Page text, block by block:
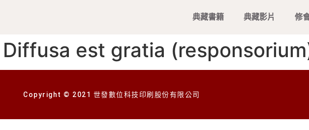
典藏書籍 典藏影片 修
Diffusa est gratia
Copyright © 2021 世發數位科技印刷股份有限公司